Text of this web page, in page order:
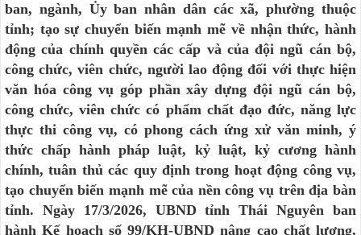
ban, ngành, Ủy ban nhân dân các xã, phường thuộc
tỉnh; tạo sự chuyển biến mạnh mẽ về nhận thức, hành
động của chính quyền các cấp và của đội ngũ cán bộ,
công chức, viên chức, người lao động đối với thực hiện
văn hóa công vụ góp phần xây dựng đội ngũ cán bộ,
công chức, viên chức có phẩm chất đạo đức, năng lực
thực thi công vụ, có phong cách ứng xử văn minh, ý
thức chấp hành pháp luật, kỷ luật, kỷ cương hành
chính, tuân thủ các quy định trong hoạt động công vụ,
tạo chuyển biến mạnh mẽ của nền công vụ trên địa bàn
tỉnh. Ngày 17/3/2026, UBND tỉnh Thái Nguyên ban
hành Kế hoạch số 99/KH-UBND nâng cao chất lượng,